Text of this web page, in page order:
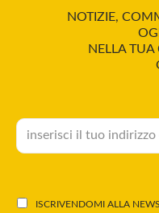
NOTIZIE,
NELLA TUA
ISCRIVENDOMI ALLA